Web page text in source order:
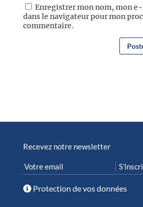
Enregistrer mon nom, mon
dans le navigateur pour mon
commentaire.
Recevez notre newsletter
Protection de vos données